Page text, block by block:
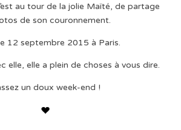
au tour de la jolie Maïté, de partage
de son couronnement.
12 septembre 2015 à Paris.
elle, elle a plein de choses à vous dire.
un doux week-end !